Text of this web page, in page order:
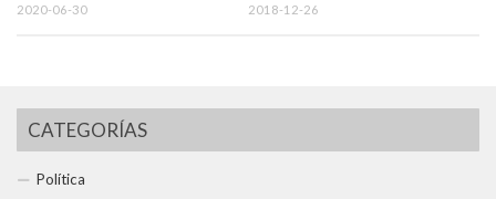
2020-06-30 2018-12-26
CATEGORÍAS
Política